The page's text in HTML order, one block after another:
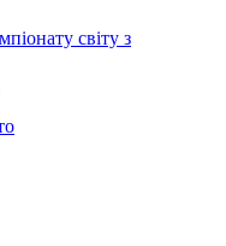
світу з